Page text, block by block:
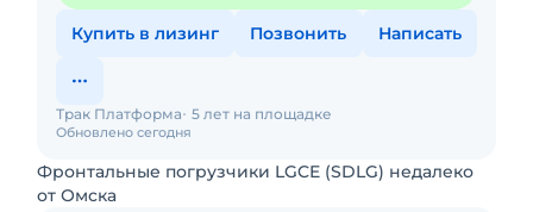
Купить в лизинг Позвонить Написать
Обновлено сегодня
Трак Платформа 5 лет на площадке
Фронтальные погрузчики LGCE (SDLG) недалеко
от Омска